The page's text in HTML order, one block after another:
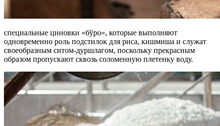
специальные циновки «бўро», которые выполняют
одновременно роль подстилок для риса, кишмиша и служат
своеобразным ситом-дуршлагом, поскольку прекрасным
образом пропускают сквозь соломенную плетенку воду.